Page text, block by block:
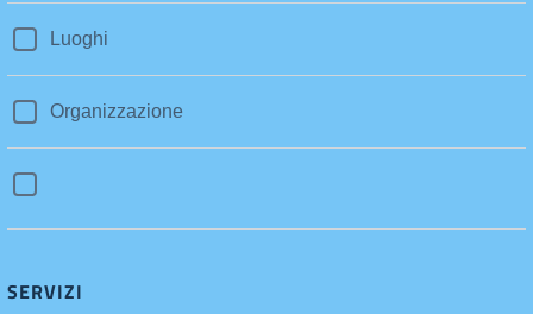
Luoghi
Organizzazione
SERVIZI